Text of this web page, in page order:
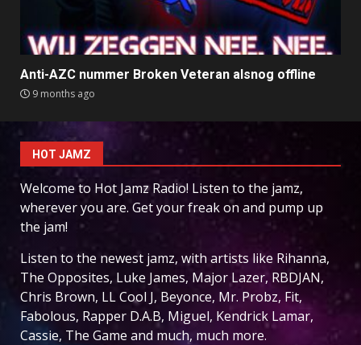
Anti-AZC nummer Broken Veteran alsnog offline
9 months ago
HOT JAMZ
Welcome to Hot Jamz Radio! Listen to the jamz,
wherever you are. Get your freak on and pump up
the jam!
Listen to the newest jamz, with artists like Rihanna,
The Opposites, Luke James, Major Lazer, RBDJAN,
Chris Brown, LL Cool J, Beyonce, Mr. Probz, Fit,
Fabolous, Rapper D.A.B, Miguel, Kendrick Lamar,
Cassie, The Game and much, much more.